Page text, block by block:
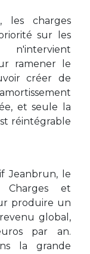
les charges
sur les
n'intervient
ramener le
créer de
et seule la
réintégrable
Jeanbrun, le
Charges et
produire un
global,
par an.
la grande